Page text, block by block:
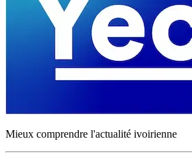
Mieux comprendre l'actualité ivoirienne